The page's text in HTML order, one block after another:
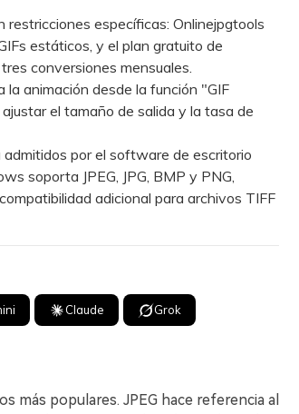
específicas: Onlinejpgtools
estáticos, y el plan gratuito de
conversiones mensuales.
animación desde la función "GIF
el tamaño de salida y la tasa de
por el software de escritorio
soporta JPEG, JPG, BMP y PNG,
adicional para archivos TIFF
Claude Grok
más populares. JPEG hace referencia al